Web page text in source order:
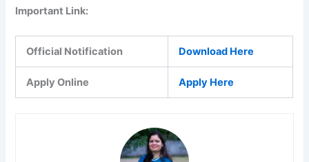
Important Link:
Official Notification Download Here
Apply Online Apply Here